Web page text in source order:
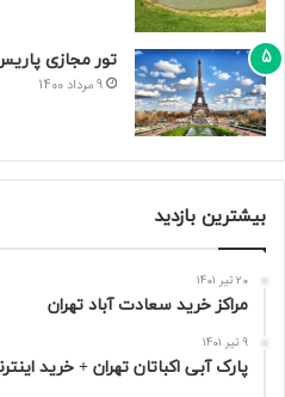
تور مجازی پاریس به
9 مرداد 1400
بیشترین بازدید
20 تیر 1401
مراکز خرید سعادت‌ آباد تهران
9 تیر 1401
پارک آبی اکباتان تهران + خرید